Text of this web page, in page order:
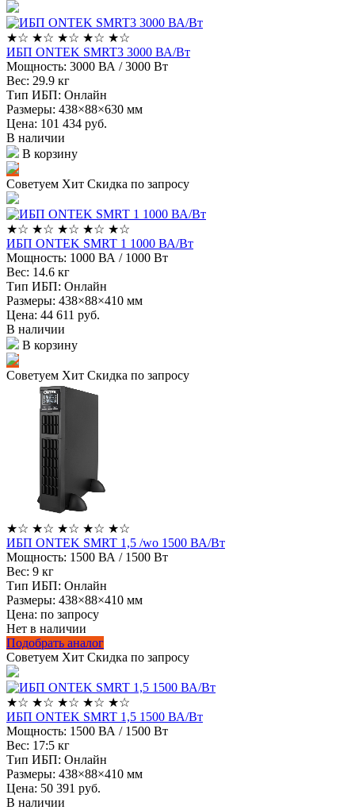
★☆ ★☆ ★☆ ★☆ ★☆
ИБП ONTEK SMRT3 3000 ВА/Вт
Мощность: 3000 ВА / 3000 Вт
Вес: 29.9 кг
Тип ИБП: Онлайн
Размеры: 438×88×630 мм
Цена: 101 434 руб.
В наличии
В корзину
Советуем Хит Скидка по запросу
★☆ ★☆ ★☆ ★☆ ★☆
ИБП ONTEK SMRT 1 1000 ВА/Вт
Мощность: 1000 ВА / 1000 Вт
Вес: 14.6 кг
Тип ИБП: Онлайн
Размеры: 438×88×410 мм
Цена: 44 611 руб.
В наличии
В корзину
Советуем Хит Скидка по запросу
★☆ ★☆ ★☆ ★☆ ★☆
ИБП ONTEK SMRT 1,5 /wo 1500 ВА/Вт
Мощность: 1500 ВА / 1500 Вт
Вес: 9 кг
Тип ИБП: Онлайн
Размеры: 438×88×410 мм
Цена: по запросу
Нет в наличии
Подобрать аналог
Советуем Хит Скидка по запросу
★☆ ★☆ ★☆ ★☆ ★☆
ИБП ONTEK SMRT 1,5 1500 ВА/Вт
Мощность: 1500 ВА / 1500 Вт
Вес: 17:5 кг
Тип ИБП: Онлайн
Размеры: 438×88×410 мм
Цена: 50 391 руб.
В наличии